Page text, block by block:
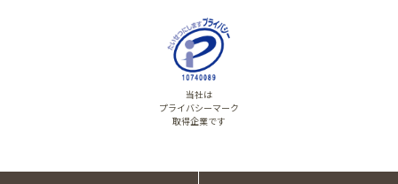
当社は
プライバシーマーク
取得企業です